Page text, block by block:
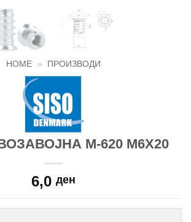
HOME » ПРОИЗВОДИ
М-620 М6Х20
6,0 ден